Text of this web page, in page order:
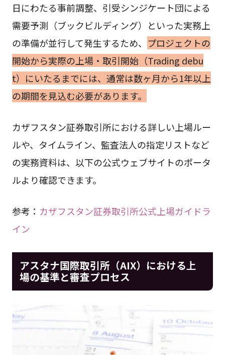
日にわたる事前調整、引受シンジケート団による
需要予測（ブックビルディング）といった実務上
の準備が並行して発生するため、 プロジェクトの
開始から実際の上場・取引開始（Trading debu
t）にいたるまでには、通常は数ヶ月から1年以上
の期間を見込む必要があります。
カザフスタン証券取引所における詳しい上場ルー
ルや、タイムライン、監査法人の指定リストなど
の実務資料は、以下の公式ウェブサイトのポータ
ルより確認できます。
参考： カザフスタン証券取引所公式上場ガイドラ
イン
アスタナ国際取引所（AIX）における上
場の基準と審査プロセス